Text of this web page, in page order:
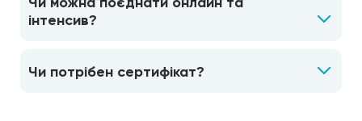
інтенсив?
Чи потрібен сертифікат?